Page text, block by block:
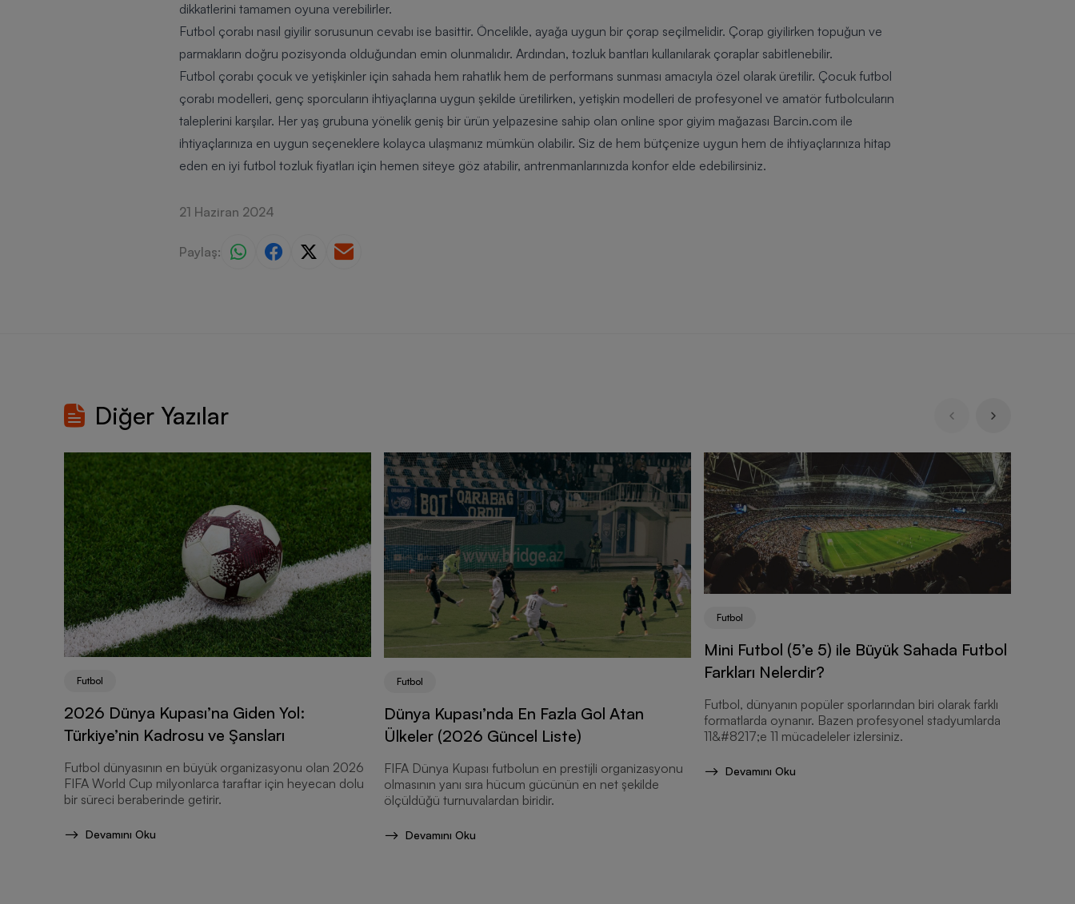
dikkatlerini tamamen oyuna verebilirler.
Futbol çorabı nasıl giyilir sorusunun cevabı ise basittir. Öncelikle, ayağa uygun bir çorap seçilmelidir. Çorap giyilirken topuğun ve
parmakların doğru pozisyonda olduğundan emin olunmalıdır. Ardından, tozluk bantları kullanılarak çoraplar sabitlenebilir.
Futbol çorabı çocuk ve yetişkinler için sahada hem rahatlık hem de performans sunması amacıyla özel olarak üretilir. Çocuk futbol
çorabı modelleri, genç sporcuların ihtiyaçlarına uygun şekilde üretilirken, yetişkin modelleri de profesyonel ve amatör futbolcuların
taleplerini karşılar. Her yaş grubuna yönelik geniş bir ürün yelpazesine sahip olan online spor giyim mağazası Barcin.com ile
ihtiyaçlarınıza en uygun seçeneklere kolayca ulaşmanız mümkün olabilir. Siz de hem bütçenize uygun hem de ihtiyaçlarınıza hitap
eden en iyi futbol tozluk fiyatları için hemen siteye göz atabilir, antrenmanlarınızda konfor elde edebilirsiniz.
21 Haziran 2024
Paylaş:
Diğer Yazılar
Futbol
2026 Dünya Kupası’na Giden Yol:
Türkiye’nin Kadrosu ve Şansları
Futbol dünyasının en büyük organizasyonu olan 2026
FIFA World Cup milyonlarca taraftar için heyecan dolu
bir süreci beraberinde getirir.
Devamını Oku
Futbol
Dünya Kupası’nda En Fazla Gol Atan
Ülkeler (2026 Güncel Liste)
FIFA Dünya Kupası futbolun en prestijli organizasyonu
olmasının yanı sıra hücum gücünün en net şekilde
ölçüldüğü turnuvalardan biridir.
Devamını Oku
Futbol
Mini Futbol (5’e 5) ile Büyük Sahada Futbol
Farkları Nelerdir?
Futbol, dünyanın popüler sporlarından biri olarak farklı
formatlarda oynanır. Bazen profesyonel stadyumlarda
11&#8217;e 11 mücadeleler izlersiniz.
Devamını Oku